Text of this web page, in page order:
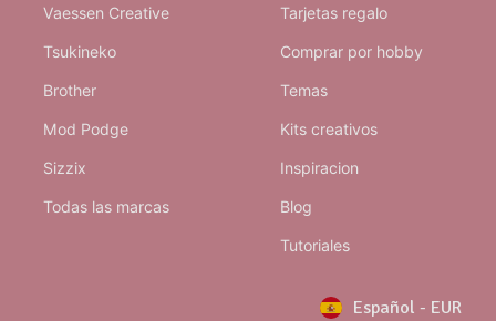
Vaessen Creative
Tsukineko
Brother
Mod Podge
Sizzix
Todas las marcas
Tarjetas regalo
Comprar por hobby
Temas
Kits creativos
Inspiracion
Blog
Tutoriales
Español - EUR